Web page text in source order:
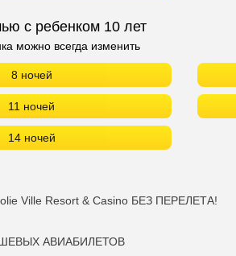
с ребенком 10 лет
можно всегда изменить
8 ночей
11 ночей
14 ночей
Ville Resort & Casino БЕЗ ПЕРЕЛЕТА!
АВИАБИЛЕТОВ